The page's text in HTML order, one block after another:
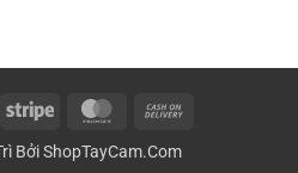
Stripe MasterCard
BởiShopTayCam.Com